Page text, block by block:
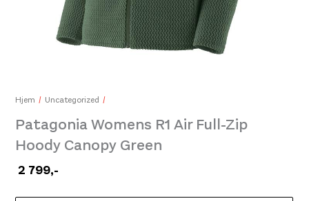
649,-
Hjem Uncategorized
Patagonia Womens R1 Air Full-Zip
Hoody Canopy Green
2 799,-